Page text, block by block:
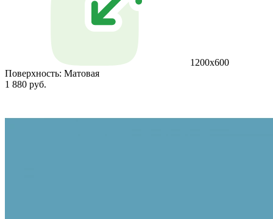
1200х600
Поверхность: Матовая
1 880 руб.